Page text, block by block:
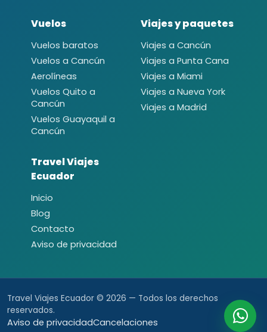
Vuelos
Vuelos baratos
Vuelos a Cancún
Aerolíneas
Vuelos Quito a
Cancún
Vuelos Guayaquil a
Cancún
Viajes y paquetes
Viajes a Cancún
Viajes a Punta Cana
Viajes a Miami
Viajes a Nueva York
Viajes a Madrid
Travel Viajes
Ecuador
Inicio
Blog
Contacto
Aviso de privacidad
Travel Viajes Ecuador © 2026 — Todos los derechos
reservados.
Aviso de privacidadCancelaciones